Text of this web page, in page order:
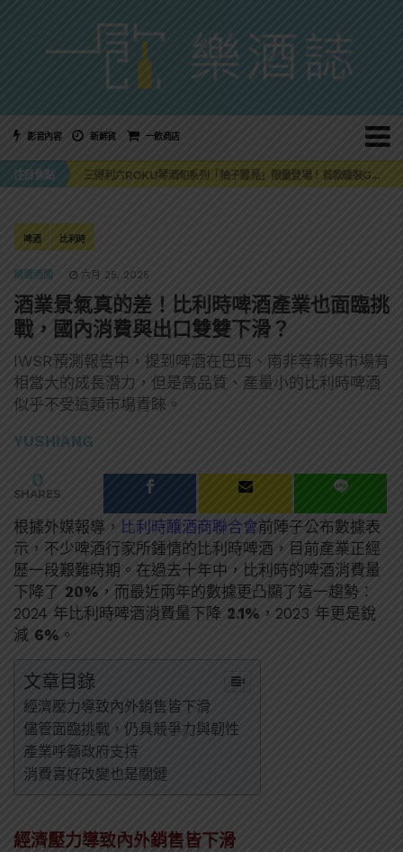
影音內容 新鮮貨 一飲商店
注目焦點
萬眾敲碗如期回歸！SUNMAI金色三麥3度攜手花蓮瓜農品牌「阿強西瓜」
三得利六ROKU琴酒旬系列「柚子雪見」限量登場！首款罐裝GIN SODA 10月同步上市
美國正式恢復蘇格蘭威士忌零關稅！烈酒產業再次迎來重磅利多
啤酒 比利時
精選酒聞 六月 25, 2025
酒業景氣真的差！比利時啤酒產業也面臨挑
戰，國內消費與出口雙雙下滑？
IWSR預測報告中，提到啤酒在巴西、南非等新興市場有
相當大的成長潛力，但是高品質、產量小的比利時啤酒
似乎不受這類市場青睞。
YUSHIANG
0
SHARES
根據外媒報導， 比利時釀酒商聯合會前陣子公布數據表
示，不少啤酒行家所鍾情的比利時啤酒，目前產業正經
歷一段艱難時期。在過去十年中，比利時的啤酒消費量
下降了 20% ，而最近兩年的數據更凸顯了這一趨勢：
2024 年比利時啤酒消費量下降 2.1% ，2023 年更是銳
減 6% 。
文章目錄
經濟壓力導致內外銷售皆下滑
儘管面臨挑戰，仍具競爭力與韌性
產業呼籲政府支持
消費喜好改變也是關鍵
經濟壓力導致內外銷售皆下滑